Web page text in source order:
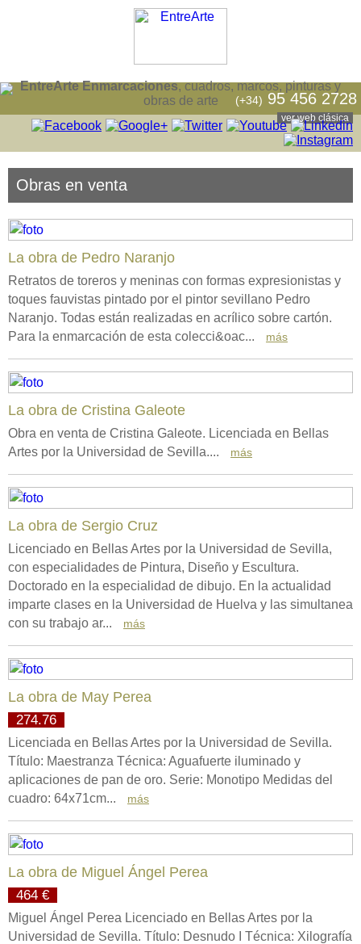
EntreArte Enmarcaciones, cuadros, marcos, pinturas y
obras de arte
ver web clásica
(+34) 95 456 2728
Obras en venta
La obra de Pedro Naranjo
Retratos de toreros y meninas con formas expresionistas y
toques fauvistas pintado por el pintor sevillano Pedro
Naranjo. Todas están realizadas en acrílico sobre cartón.
Para la enmarcación de esta colecci&oac...
más
La obra de Cristina Galeote
Obra en venta de Cristina Galeote. Licenciada en Bellas
Artes por la Universidad de Sevilla....
más
La obra de Sergio Cruz
Licenciado en Bellas Artes por la Universidad de Sevilla,
con especialidades de Pintura, Diseño y Escultura.
Doctorado en la especialidad de dibujo. En la actualidad
imparte clases en la Universidad de Huelva y las simultanea
con su trabajo ar...
más
La obra de May Perea
274.76
Licenciada en Bellas Artes por la Universidad de Sevilla.
Título: Maestranza Técnica: Aguafuerte iluminado y
aplicaciones de pan de oro. Serie: Monotipo Medidas del
cuadro: 64x71cm...
más
La obra de Miguel Ángel Perea
464 €
Miguel Ángel Perea Licenciado en Bellas Artes por la
Universidad de Sevilla. Título: Desnudo I Técnica: Xilografía